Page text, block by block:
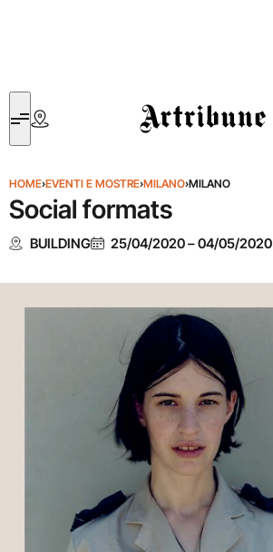
Artribune
HOME›EVENTI E MOSTRE›MILANO›MILANO
Social formats
BUILDING 25/04/2020–04/05/2020